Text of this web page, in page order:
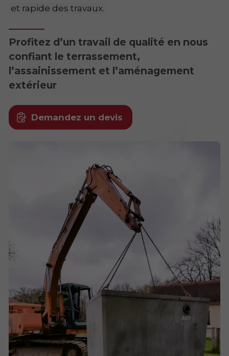
et rapide des travaux.
Profitez d’un travail de qualité en nous
confiant le terrassement,
l’assainissement et l’aménagement
extérieur
Demandez un devis